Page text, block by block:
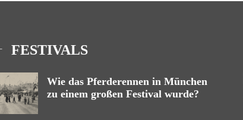
FESTIVALS
Wie das Pferderennen in München
zu einem großen Festival wurde?